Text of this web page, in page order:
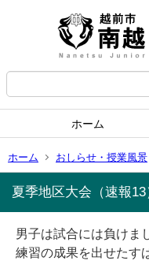
ホーム
ホーム おしらせ・授業風景
夏季地区大会（速報
男子は試合には負けま
練習の成果を出せたす